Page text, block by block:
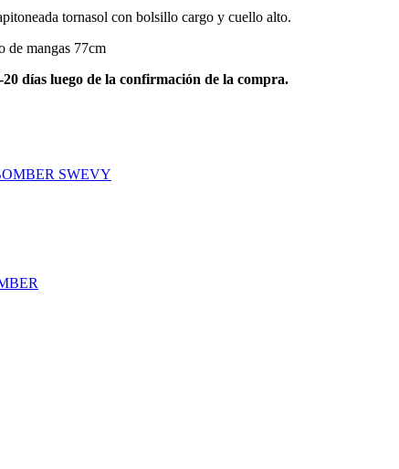
tornasol con bolsillo cargo y cuello alto.
de mangas 77cm
días luego de la confirmación de la compra.